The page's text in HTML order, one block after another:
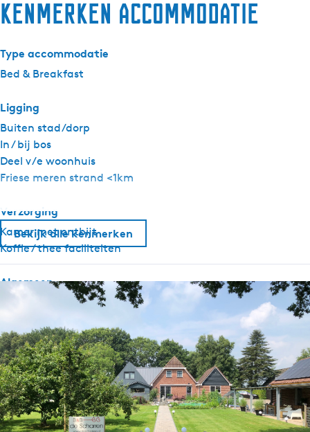
Kenmerken accommodatie
Type accommodatie
Bed & Breakfast
Ligging
Buiten stad/dorp
In / bij bos
Deel v/e woonhuis
Friese meren strand <1km
Verzorging
Kamer met ontbijt
Koffie / thee faciliteiten
Algemeen
Wifi
Dekbedden
Sanitair
Toilet in badkamer
Privé toilet
Bekijk alle kenmerken